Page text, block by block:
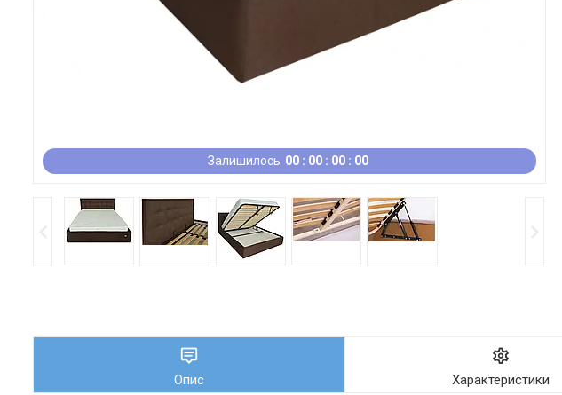
Залишилось 00 00 00 00
Опис Характеристики